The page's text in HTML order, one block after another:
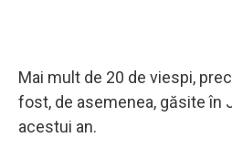
Mai mult de 20 de viespi,
fost, de asemenea, găsite în
acestui an.